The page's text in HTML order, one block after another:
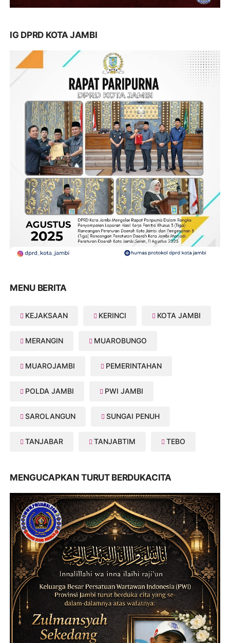
IG DPRD KOTA JAMBI
MENU BERITA
KEJAKSAAN KERINCI KOTA JAMBI
MERANGIN MUAROBUNGO
MUAROJAMBI PEMERINTAHAN
POLDA JAMBI PWI JAMBI
SAROLANGUN SUNGAI PENUH
TANJABAR TANJABTIM TEBO
MENGUCAPKAN TURUT BERDUKACITA